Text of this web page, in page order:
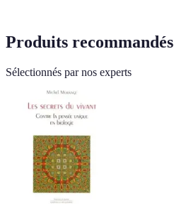
Produits recommandés
Sélectionnés par nos experts